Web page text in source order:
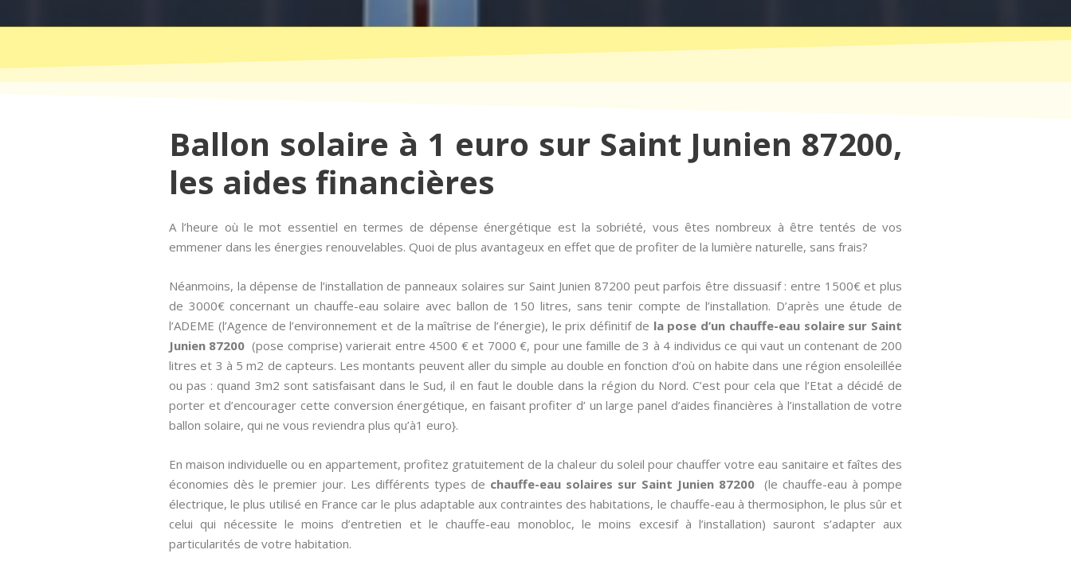
Ballon solaire à 1 euro sur Saint Junien 87200,
les aides financières
A l’heure où le mot essentiel en termes de dépense énergétique est la sobriété, vous êtes nombreux à être tentés de vos
emmener dans les énergies renouvelables. Quoi de plus avantageux en effet que de profiter de la lumière naturelle, sans frais?
Néanmoins, la dépense de l’installation de panneaux solaires sur Saint Junien 87200 peut parfois être dissuasif : entre 1500€ et plus
de 3000€ concernant un chauffe-eau solaire avec ballon de 150 litres, sans tenir compte de l’installation. D’après une étude de
l’ADEME (l’Agence de l’environnement et de la maîtrise de l’énergie), le prix définitif de la pose d’un chauffe-eau solaire sur Saint
Junien 87200 (pose comprise) varierait entre 4500 € et 7000 €, pour une famille de 3 à 4 individus ce qui vaut un contenant de 200
litres et 3 à 5 m2 de capteurs. Les montants peuvent aller du simple au double en fonction d’où on habite dans une région ensoleillée
ou pas : quand 3m2 sont satisfaisant dans le Sud, il en faut le double dans la région du Nord. C’est pour cela que l’Etat a décidé de
porter et d’encourager cette conversion énergétique, en faisant profiter d’ un large panel d’aides financières à l’installation de votre
ballon solaire, qui ne vous reviendra plus qu’à1 euro}.
En maison individuelle ou en appartement, profitez gratuitement de la chaleur du soleil pour chauffer votre eau sanitaire et faîtes des
économies dès le premier jour. Les différents types de chauffe-eau solaires sur Saint Junien 87200 (le chauffe-eau à pompe
électrique, le plus utilisé en France car le plus adaptable aux contraintes des habitations, le chauffe-eau à thermosiphon, le plus sûr et
celui qui nécessite le moins d’entretien et le chauffe-eau monobloc, le moins excesif à l’installation) sauront s’adapter aux
particularités de votre habitation.